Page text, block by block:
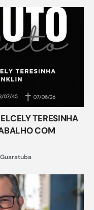
TERESINHA
COM
Guaratuba